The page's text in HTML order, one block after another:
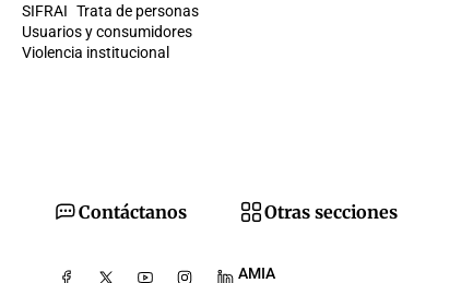
SIFRAI Trata de personas
Usuarios y consumidores
Violencia institucional
Contáctanos Otras secciones
AMIA